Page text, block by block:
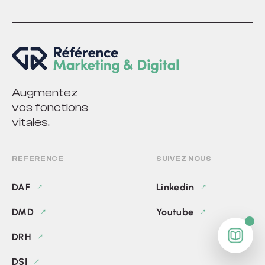
(lancement d’offre, développement commercial,
un levier efficace pour structurer les actions
marketing, gagner en cohérence et obtenir des
résultats mesurables, tout en permettant aux
dirigeants et aux équipes de se concentrer sur le
développement de l’activité.
Augmentez
vos fonctions
vitales.
REFERENCE
DAF
DMD
DRH
DSI
SUIVEZ NOUS
Linkedin
Youtube